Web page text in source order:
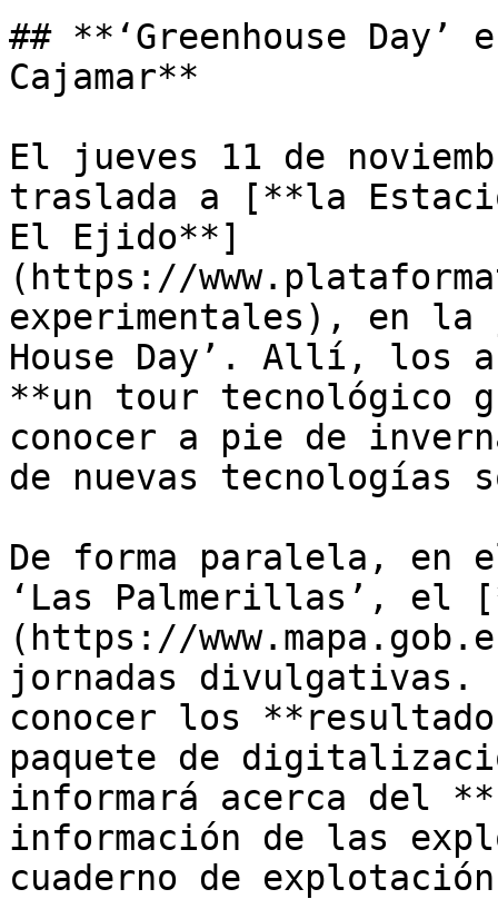
## **‘Greenhouse
Cajamar**
El jueves 11 de
traslada a [**la
El Ejido**]
(https://
experimentales), en la
House Day’. Allí, los
**un tour tecnológico
conocer a pie de
de nuevas
De forma paralela,
‘Las Palmerillas’, el
(https://
jornadas divulgativas.
conocer los
paquete de
informará acerca del
información de las
cuaderno de